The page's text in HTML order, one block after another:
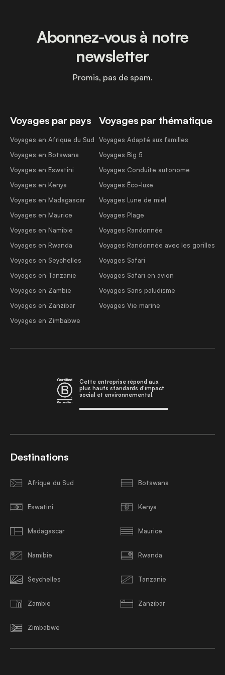
Voyages par pays
Voyages en Afrique du Sud
Voyages en Botswana
Voyages en Eswatini
Voyages en Kenya
Voyages en Madagascar
Voyages en Maurice
Voyages en Namibie
Voyages en Rwanda
Voyages en Seychelles
Voyages en Tanzanie
Voyages en Zambie
Voyages en Zanzibar
Voyages en Zimbabwe
Voyages par thématique
Voyages Adapté aux familles
Voyages Big 5
Voyages Conduite autonome
Voyages Éco-luxe
Voyages Lune de miel
Voyages Plage
Voyages Randonnée
Voyages Randonnée avec les gorilles
Voyages Safari
Voyages Safari en avion
Voyages Sans paludisme
Voyages Vie marine
Abonnez-vous à notre
newsletter
Promis, pas de spam.
Cette entreprise répond aux
plus hauts standards d'impact
social et environnemental.
Destinations
Afrique du Sud Botswana
Eswatini Kenya
Madagascar Maurice
Namibie Rwanda
Seychelles Tanzanie
Zambie Zanzibar
Zimbabwe